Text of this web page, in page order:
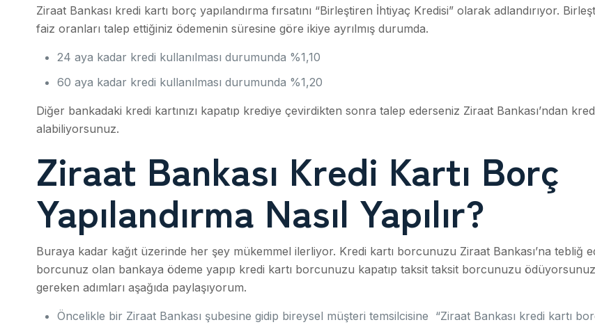
Ziraat Bankası kredi kartı borç yapılandırma fırsatını “Birleştiren İhtiyaç Kredisi” olarak adlandırıyor.
faiz oranları talep ettiğiniz ödemenin süresine göre ikiye ayrılmış durumda.
24 aya kadar kredi kullanılması durumunda %1,10
60 aya kadar kredi kullanılması durumunda %1,20
Diğer bankadaki kredi kartınızı kapatıp krediye çevirdikten sonra talep ederseniz Ziraat Bankası’ndan
alabiliyorsunuz.
Ziraat Bankası Kredi Kartı Borç
Yapılandırma Nasıl Yapılır?
Buraya kadar kağıt üzerinde her şey mükemmel ilerliyor. Kredi kartı borcunuzu Ziraat Bankası’na tebliğ
borcunuz olan bankaya ödeme yapıp kredi kartı borcunuzu kapatıp taksit taksit borcunuzu
gereken adımları aşağıda paylaşıyorum.
Öncelikle bir Ziraat Bankası şubesine gidip bireysel müşteri temsilcisine “Ziraat Bankası kredi kartı